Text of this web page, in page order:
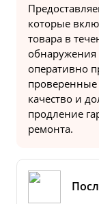
которые
товара в
обнаружения
оперативно
проверенные
качество и
продление
ремонта.